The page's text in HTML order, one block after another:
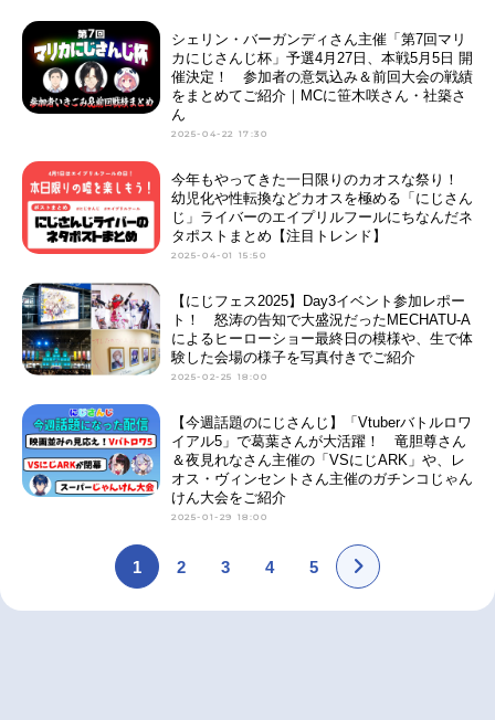
シェリン・バーガンディさん主催「第7回マリ
カにじさんじ杯」予選4月27日、本戦5月5日 開
催決定！ 参加者の意気込み＆前回大会の戦績
をまとめてご紹介｜MCに笹木咲さん・社築さ
ん
2025-04-22 17:30
今年もやってきた一日限りのカオスな祭り！
幼児化や性転換などカオスを極める「にじさん
じ」ライバーのエイプリルフールにちなんだネ
タポストまとめ【注目トレンド】
2025-04-01 15:50
【にじフェス2025】Day3イベント参加レポー
ト！ 怒涛の告知で大盛況だったMECHATU-A
によるヒーローショー最終日の模様や、生で体
験した会場の様子を写真付きでご紹介
2025-02-25 18:00
【今週話題のにじさんじ】「Vtuberバトルロワ
イアル5」で葛葉さんが大活躍！ 竜胆尊さん
＆夜見れなさん主催の「VSにじARK」や、レ
オス・ヴィンセントさん主催のガチンコじゃん
けん大会をご紹介
2025-01-29 18:00
1 2 3 4 5